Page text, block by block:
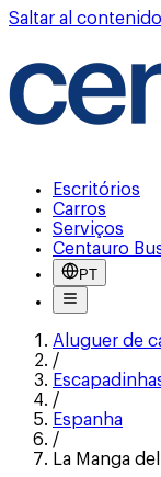
Saltar al
Escritórios
Carros
Serviços
Centauro
PT
Aluguer de
/
/
Espanha
/
La Manga